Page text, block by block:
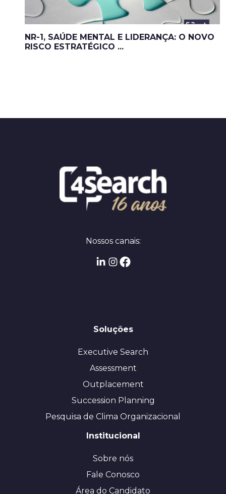
NR-1, SAÚDE MENTAL E LIDERANÇA: O NOVO
RISCO ESTRATÉGICO ...
Nossos canais:
Soluções
Executive Search
Assessment
Outplacement
Succession Planning
Pesquisa de Clima Organizacional
Institucional
Sobre nós
Fale Conosco
Área do Candidato